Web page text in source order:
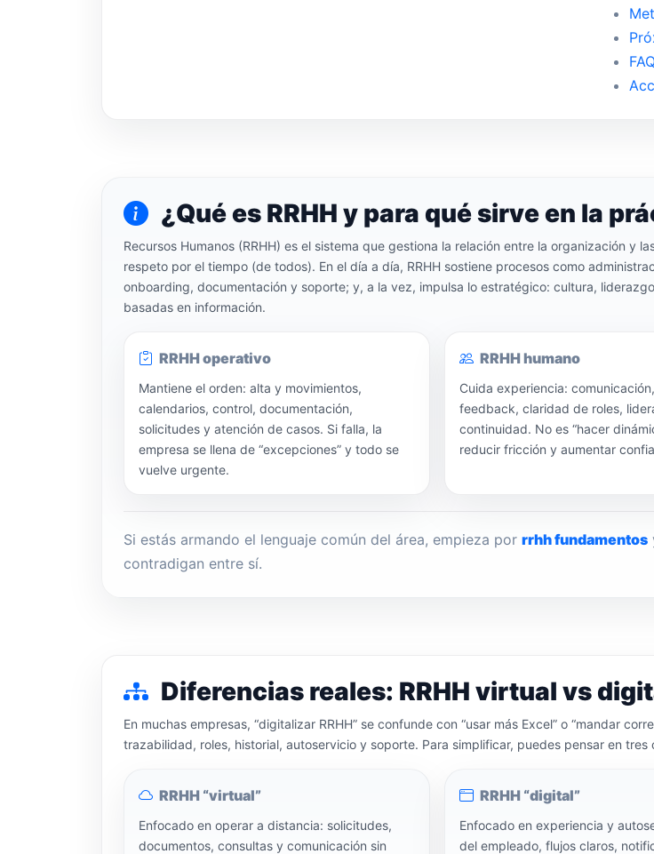
¿Qué es RRHH y para qué sirve en la
Recursos Humanos (RRHH) es el sistema que gestiona la relación entre la organización y
respeto por el tiempo (de todos). En el día a día, RRHH sostiene procesos como
onboarding, documentación y soporte; y, a la vez, impulsa lo estratégico: cultura,
basadas en información.
RRHH operativo
Mantiene el orden: alta y movimientos,
calendarios, control, documentación,
solicitudes y atención de casos. Si falla, la
empresa se llena de “excepciones” y todo se
vuelve urgente.
RRHH humano
Cuida experiencia:
feedback, claridad de roles,
continuidad. No es “hacer
reducir fricción y aumentar
Si estás armando el lenguaje común del área, empieza por rrhh fundamentos
contradigan entre sí.
Diferencias reales: RRHH virtual vs
En muchas empresas, “digitalizar RRHH” se confunde con “usar más Excel” o “mandar
trazabilidad, roles, historial, autoservicio y soporte. Para simplificar, puedes pensar en tres
RRHH “virtual”
Enfocado en operar a distancia: solicitudes,
documentos, consultas y comunicación sin
RRHH “digital”
Enfocado en experiencia y
del empleado, flujos claros,